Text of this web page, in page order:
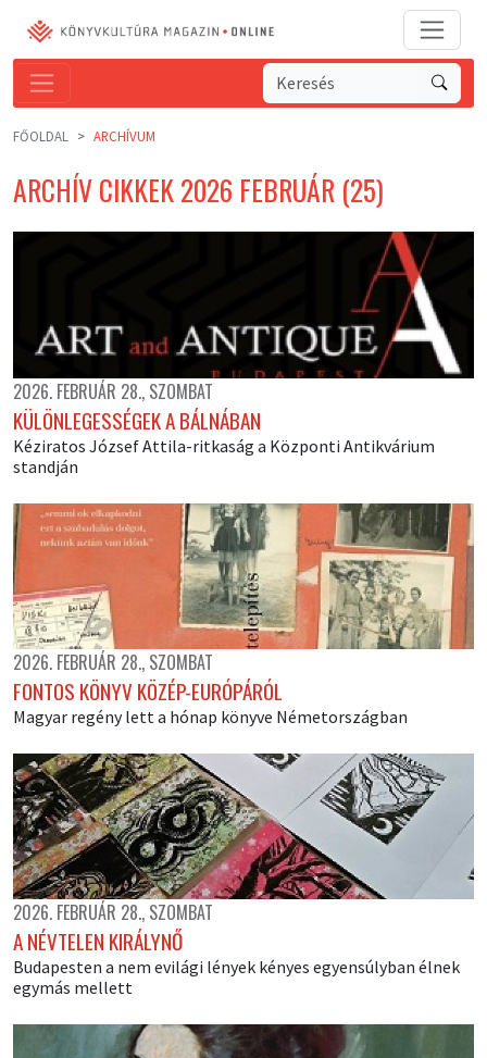
FŐOLDAL ARCHÍVUM
ARCHÍV CIKKEK 2026 FEBRUÁR (25)
2026. FEBRUÁR 28., SZOMBAT
KÜLÖNLEGESSÉGEK A BÁLNÁBAN
Kéziratos József Attila-ritkaság a Központi Antikvárium
standján
2026. FEBRUÁR 28., SZOMBAT
FONTOS KÖNYV KÖZÉP-EURÓPÁRÓL
Magyar regény lett a hónap könyve Németországban
2026. FEBRUÁR 28., SZOMBAT
A NÉVTELEN KIRÁLYNŐ
Budapesten a nem evilági lények kényes egyensúlyban élnek
egymás mellett